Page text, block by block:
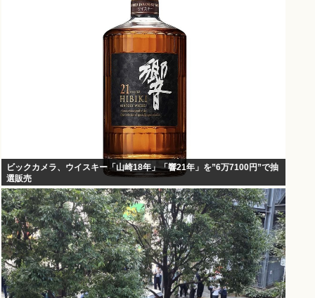
ビックカメラ、ウイスキー「山崎18年」「響21年」を”6万7100円”で抽
選販売